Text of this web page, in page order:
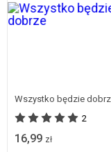
Wszystko będzie
2
16,99 zł